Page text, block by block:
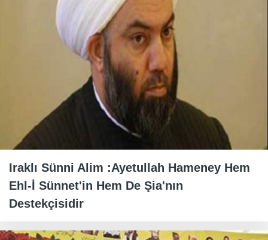
Iraklı Sünni Alim :Ayetullah Hameney Hem
Ehl-İ Sünnet'in Hem De Şia'nın
Destekçisidir